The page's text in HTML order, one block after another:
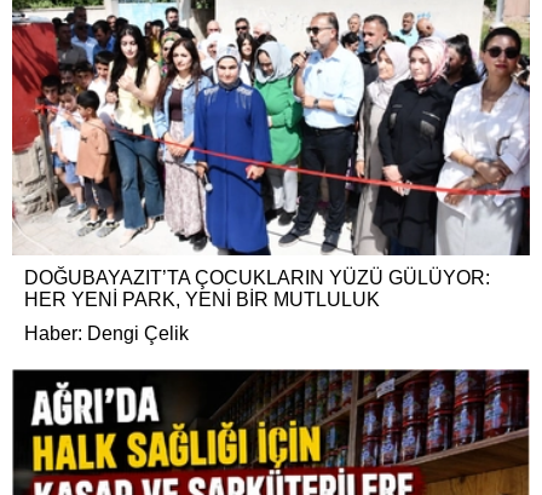
DOĞUBAYAZIT’TA ÇOCUKLARIN YÜZÜ GÜLÜYOR:
HER YENİ PARK, YENİ BİR MUTLULUK
Haber: Dengi Çelik